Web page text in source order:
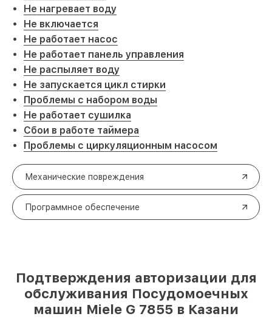
Не нагревает воду
Не включается
Не работает насос
Не работает панель управления
Не распыляет воду
Не запускается цикл стирки
Проблемы с набором воды
Не работает сушилка
Сбои в работе таймера
Проблемы с циркуляционным насосом
Механические повреждения
Программное обеспечение
Подтверждения авторизации для
обслуживания Посудомоечных
машин Miele G 7855 в Казани